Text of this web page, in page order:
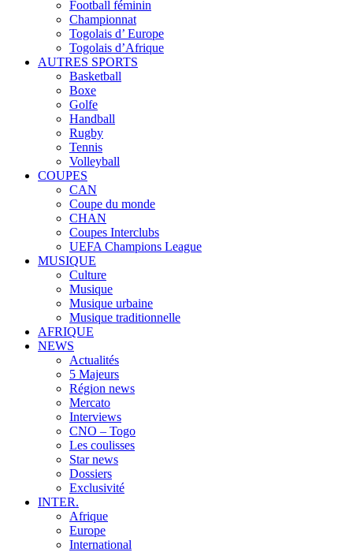
Football féminin
Championnat
Togolais d’ Europe
Togolais d’Afrique
AUTRES SPORTS
Basketball
Boxe
Golfe
Handball
Rugby
Tennis
Volleyball
COUPES
CAN
Coupe du monde
CHAN
Coupes Interclubs
UEFA Champions League
MUSIQUE
Culture
Musique
Musique urbaine
Musique traditionnelle
AFRIQUE
NEWS
Actualités
5 Majeurs
Région news
Mercato
Interviews
CNO – Togo
Les coulisses
Star news
Dossiers
Exclusivité
INTER.
Afrique
Europe
International